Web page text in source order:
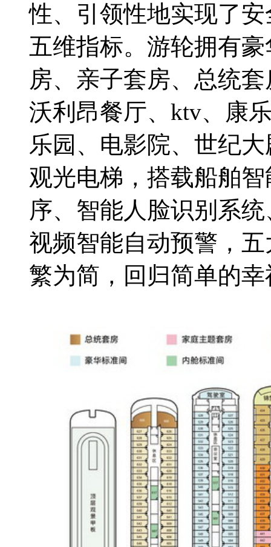
性、引领性地实现了
五维指标。游轮拥有
房、亲子套房、总统
沃利昂餐厅、ktv、康
乐园、电影院、世纪
观光电梯，搭载船舶
序、智能人脸识别系
视频智能自动预警，
繁为简，回归简单的幸